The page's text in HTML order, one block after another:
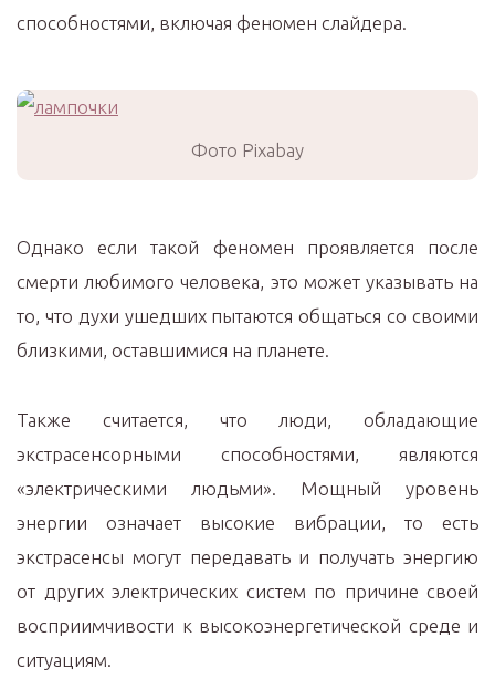
способностями, включая феномен слайдера.
Фото Pixabay
Однако если такой феномен проявляется после
смерти любимого человека, это может указывать на
то, что духи ушедших пытаются общаться со своими
близкими, оставшимися на планете.
Также считается, что люди, обладающие
экстрасенсорными способностями, являются
«электрическими людьми». Мощный уровень
энергии означает высокие вибрации, то есть
экстрасенсы могут передавать и получать энергию
от других электрических систем по причине своей
восприимчивости к высокоэнергетической среде и
ситуациям.